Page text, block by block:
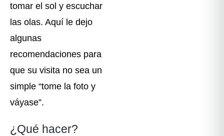
tomar el sol y escuchar
las olas. Aquí le dejo
algunas
recomendaciones para
que su visita no sea un
simple “tome la foto y
váyase”.
¿Qué hacer?